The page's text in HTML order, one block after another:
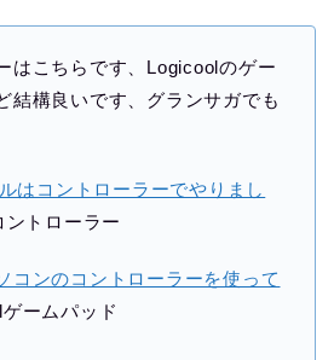
はこちらです、Logicoolのゲー
結構良いです、グランサガでも
はコントローラーでやりまし
トローラー
コンのコントローラーを使って
ゲームパッド